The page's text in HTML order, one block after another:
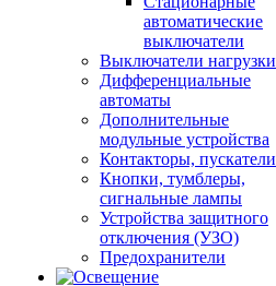
автоматические
выключатели
Выключатели нагрузки
Дифференциальные
автоматы
Дополнительные
модульные устройства
Контакторы, пускатели
Кнопки, тумблеры,
сигнальные лампы
Устройства защитного
отключения (УЗО)
Предохранители